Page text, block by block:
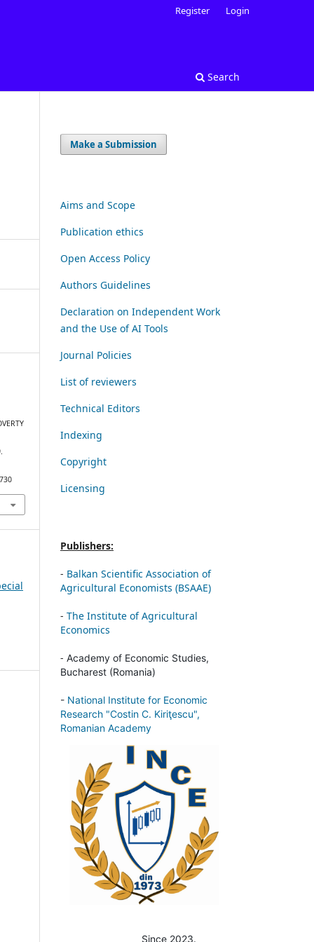
Search
Register Login
Make a Submission
Aims and Scope
Publication ethics
Open Access Policy
Authors Guidelines
Declaration on Independent Work
and the Use of AI Tools
Journal Policies
List of reviewers
Technical Editors
Indexing
Copyright
Licensing
Publishers:
- Balkan Scientific Association of
Agricultural Economists (BSAAE)
- The Institute of Agricultural
Economics
- Academy of Economic Studies,
Bucharest (Romania)
- National Institute for Economic
Research "Costin C. Kiriţescu",
Romanian Academy
Since 2023.